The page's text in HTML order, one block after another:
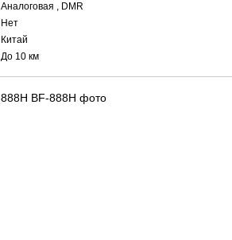
Аналоговая , DMR
Нет
Китай
До 10 км